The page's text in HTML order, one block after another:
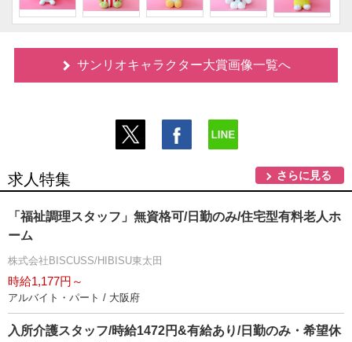
サンリオキャラクター大賞画像一覧へ
求人特集 さらに見る
「福祉調理スタッフ」無資格可/日勤のみ/住宅型有料老人ホ
ーム
株式会社BISCUSS/HIBISU東太田
時給1,177円～
アルバイト・パート / 大阪府
入所介護スタッフ/時給1472円&有給あり/日勤のみ・希望休